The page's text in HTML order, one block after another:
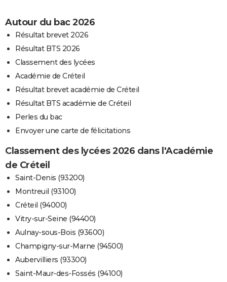
Autour du bac 2026
Résultat brevet 2026
Résultat BTS 2026
Classement des lycées
Académie de Créteil
Résultat brevet académie de Créteil
Résultat BTS académie de Créteil
Perles du bac
Envoyer une carte de félicitations
Classement des lycées 2026 dans l'Académie
de Créteil
Saint-Denis (93200)
Montreuil (93100)
Créteil (94000)
Vitry-sur-Seine (94400)
Aulnay-sous-Bois (93600)
Champigny-sur-Marne (94500)
Aubervilliers (93300)
Saint-Maur-des-Fossés (94100)